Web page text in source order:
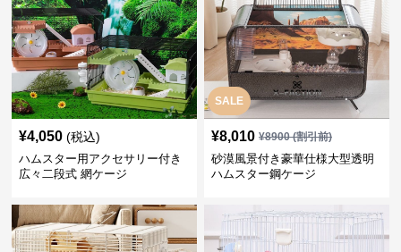
¥4,050 (税込)
ハムスター用アクセサリー付き
広々二段式 網ケージ
SALE
¥8,010 ¥8900(割引前)
砂漠風景付き豪華仕様大型透明
ハムスター鋼ケージ